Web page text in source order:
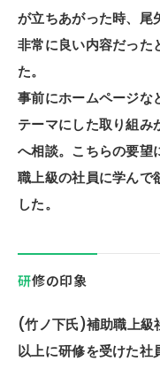
が立ちあがった時、尾
非常に良い内容だった
た。
事前にホームページな
テーマにした取り組み
へ相談。こちらの要望
職上級の社員に学んで
した。
研修の印象
(竹ノ下氏)補助職上級
以上に研修を受けた社